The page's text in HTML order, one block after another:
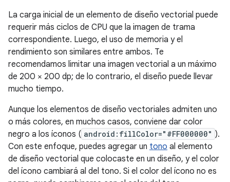
La carga inicial de un elemento de diseño vectorial puede
requerir más ciclos de CPU que la imagen de trama
correspondiente. Luego, el uso de memoria y el
rendimiento son similares entre ambos. Te
recomendamos limitar una imagen vectorial a un máximo
de 200 × 200 dp; de lo contrario, el diseño puede llevar
mucho tiempo.
Aunque los elementos de diseño vectoriales admiten uno
o más colores, en muchos casos, conviene dar color
negro a los íconos ( android:fillColor="#FF000000" ).
Con este enfoque, puedes agregar un tono al elemento
de diseño vectorial que colocaste en un diseño, y el color
del ícono cambiará al del tono. Si el color del ícono no es